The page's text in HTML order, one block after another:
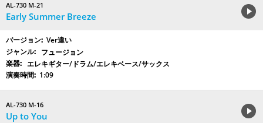
AL-730 M-21
Early Summer Breeze
Ver違い
フュージョン
エレキギター/ドラム/エレキベース/サックス
1:09
AL-730 M-16
Up to You